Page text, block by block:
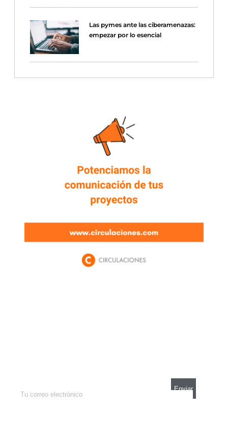
Las pymes ante las ciberamenazas:
empezar por lo esencial